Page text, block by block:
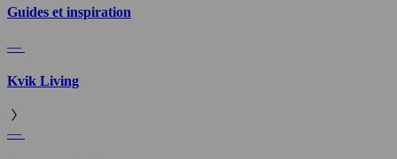
Guides et inspiration
—
Kvik Living
—